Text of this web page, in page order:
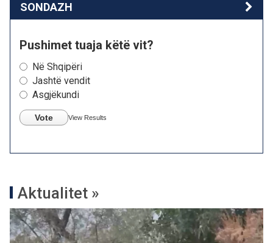
SONDAZH
Pushimet tuaja këtë vit?
Në Shqipëri
Jashtë vendit
Asgjëkundi
Vote View Results
Aktualitet »